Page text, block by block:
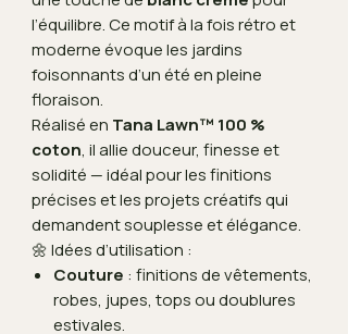
l’équilibre. Ce motif à la fois rétro et
moderne évoque les jardins
foisonnants d’un été en pleine
floraison.
Réalisé en Tana Lawn™ 100 %
coton, il allie douceur, finesse et
solidité — idéal pour les finitions
précises et les projets créatifs qui
demandent souplesse et élégance.
🌼 Idées d’utilisation :
Couture : finitions de vêtements,
robes, jupes, tops ou doublures
estivales.